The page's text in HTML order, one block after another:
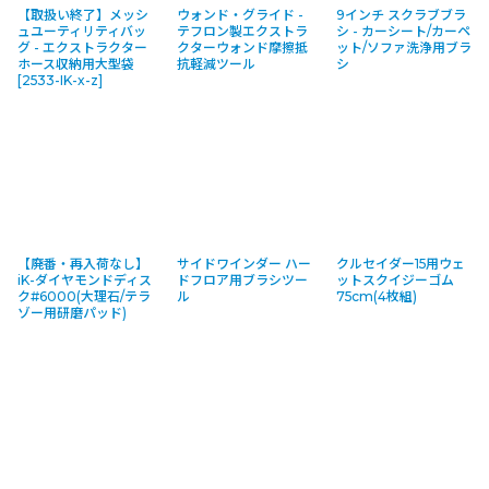
【取扱い終了】メッシ
ュユーティリティバッ
グ - エクストラクター
ホース収納用大型袋
[2533-IK-x-z]
ウォンド・グライド -
テフロン製エクストラ
クターウォンド摩擦抵
抗軽減ツール
9インチ スクラブブラ
シ - カーシート/カーペ
ット/ソファ洗浄用ブラ
シ
【廃番・再入荷なし】
iK-ダイヤモンドディス
ク#6000(大理石/テラ
ゾー用研磨パッド)
サイドワインダー ハー
ドフロア用ブラシツー
ル
クルセイダー15用ウェ
ットスクイジーゴム
75cm(4枚組)